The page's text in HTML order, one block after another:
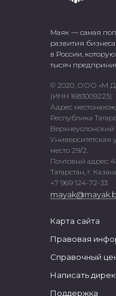
Маяк — самая
развития
в России,
тысяч
© 2020, ООО «М
(ИНН 1683009223)
Адрес
Республика
Университетская
место 29/2.
Почтовый адрес:
Татарстан, г.
+7 969 124-72-33
Карта сайта
Правовая
Справочный
Написать
Поддержка